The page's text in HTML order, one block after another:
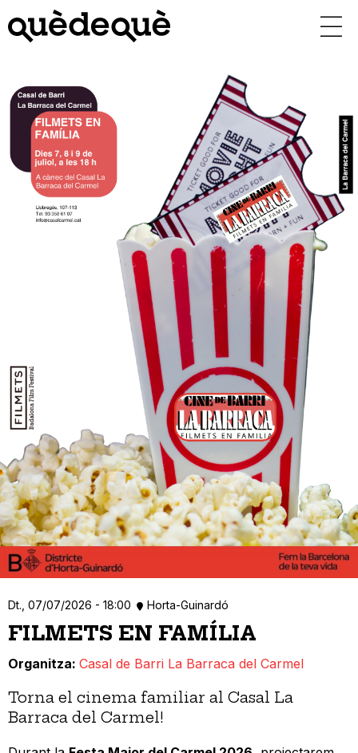
contingut
Dt., 07/07/2026 - 18:00 Horta-Guinardó
FILMETS EN FAMÍLIA
Organitza Casal de Barri La Barraca del Carmel
Torna el cinema familiar al Casal La
Barraca del Carmel!